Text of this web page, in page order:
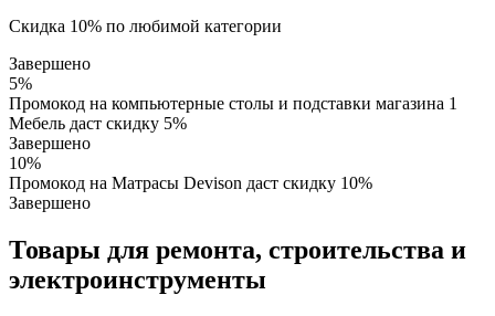
Скидка 10% по любимой категории
Завершено
5%
Промокод на компьютерные столы и подставки магазина 1
Мебель даст скидку 5%
Завершено
10%
Промокод на Матрасы Devison даст скидку 10%
Завершено
Товары для ремонта, строительства и
электроинструменты